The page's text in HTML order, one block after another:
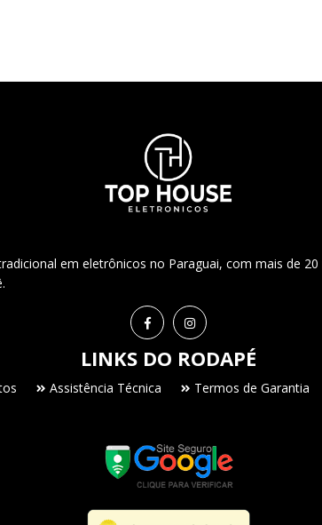
em eletrônicos no Paraguai, com mais de
LINKS DO RODAPÉ
Assistência Técnica Termos de Garantia